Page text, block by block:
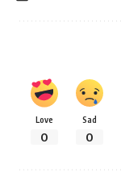
Love
0
Sad
0